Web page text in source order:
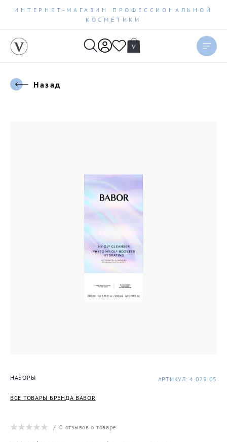
ИНТЕРНЕТ-МАГАЗИН ПРОФЕССИОНАЛЬНОЙ
КОСМЕТИКИ
Назад
НАБОРЫ
ВСЕ ТОВАРЫ БРЕНДА BABOR
АРТИКУЛ: 4.029.05
/0 отзывов о товаре